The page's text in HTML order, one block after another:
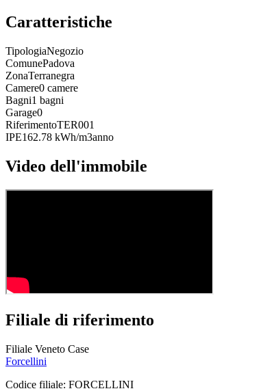
Caratteristiche
TipologiaNegozio
ComunePadova
ZonaTerranegra
Camere0 camere
Bagni1 bagni
Garage0
RiferimentoTER001
IPE162.78 kWh/m3anno
Video dell'immobile
Filiale di riferimento
Filiale Veneto Case
Forcellini
Codice filiale: FORCELLINI